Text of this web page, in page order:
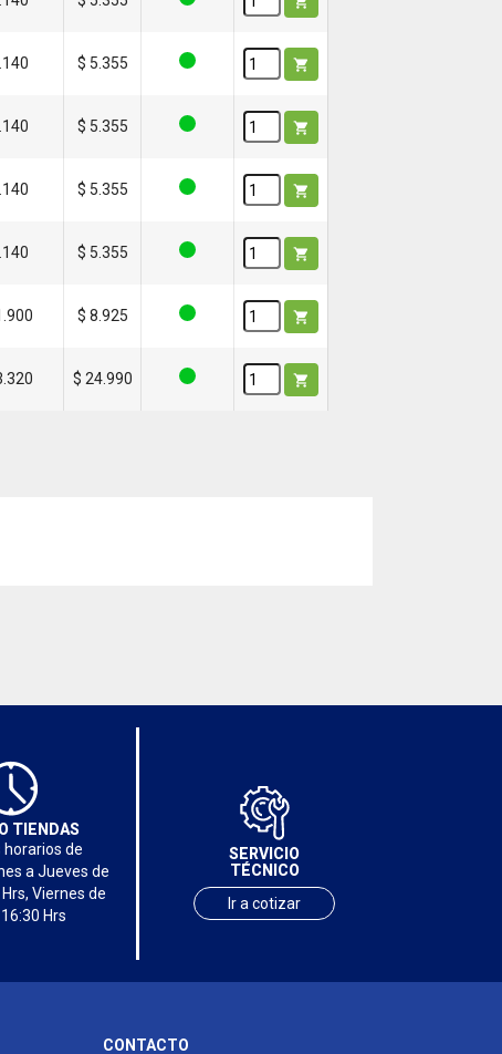
$ 5.355 
$ 5.355 
$ 5.355 
$ 5.355 
$ 8.925 
$ 24.990 
TIENDAS
horarios de
a Jueves de
Viernes de
Hrs
SERVICIO
TÉCNICO
Ir a cotizar
CONTACTO